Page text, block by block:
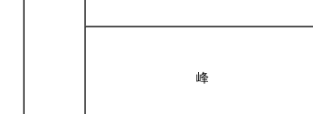
峰